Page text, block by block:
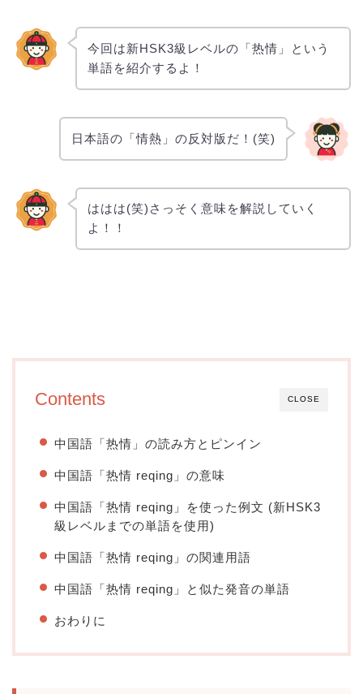
今回は新HSK3級レベルの「热情」という
単語を紹介するよ！
日本語の「情熱」の反対版だ！(笑)
ははは(笑)さっそく意味を解説していく
よ！！
CLOSE
Contents
中国語「热情」の読み方とピンイン
中国語「热情 reqing」の意味
中国語「热情 reqing」を使った例文 (新HSK3
級レベルまでの単語を使用)
中国語「热情 reqing」の関連用語
中国語「热情 reqing」と似た発音の単語
おわりに